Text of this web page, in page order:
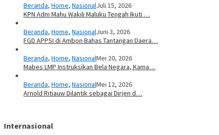
Beranda, Home, NasionalJuli 15, 2026
KPN Adm Mahu Wakili Maluku Tengah Ikuti …
Beranda, Home, NasionalJuni 3, 2026
FGD APPSI di Ambon Bahas Tantangan Daera…
Beranda, Home, NasionalMei 20, 2026
Mabes LMP Instruksikan Bela Negara, Kama…
Beranda, Home, NasionalMei 12, 2026
Arnold Ritiauw Dilantik sebagai Dirjen d…
Internasional